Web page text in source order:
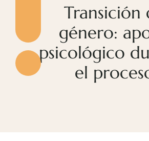
Transición
género:
psicológico
el